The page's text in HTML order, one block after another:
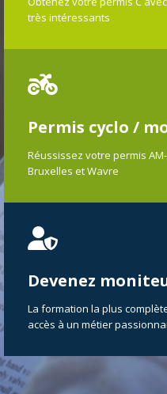
très intéressants
Permis cyclo /
Réussissez votre permis
Bruxelles et Wavre
Devenez
La formation la plus
accès à un métier